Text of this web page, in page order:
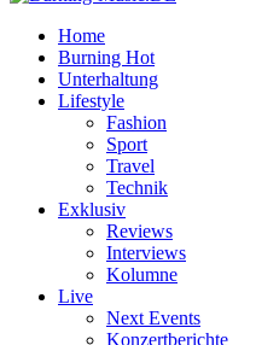
Home
Burning Hot
Unterhaltung
Lifestyle
Fashion
Sport
Travel
Technik
Exklusiv
Reviews
Interviews
Kolumne
Live
Next Events
Konzertberichte